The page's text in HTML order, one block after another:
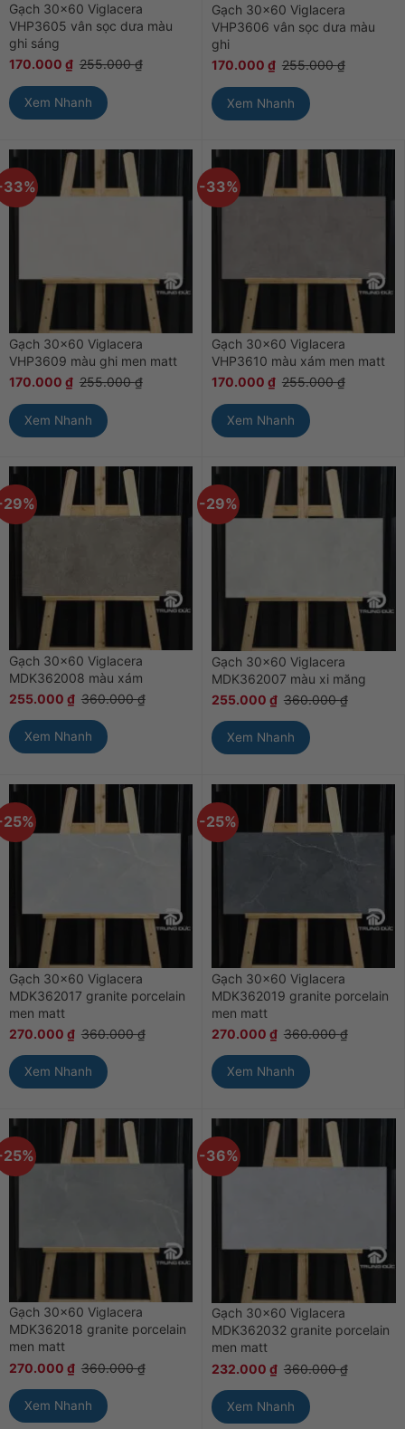
Gạch 30×60 Viglacera
VHP3605 vân sọc dưa màu
ghi sáng
170.000 ₫ 255.000₫
Xem Nhanh
Gạch 30×60 Viglacera
VHP3606 vân sọc dưa màu
ghi
170.000 ₫ 255.000₫
Xem Nhanh
Gạch 30×60 Viglacera
VHP3609 màu ghi men matt
170.000 ₫ 255.000₫
Xem Nhanh
-33%
Gạch 30×60 Viglacera
VHP3610 màu xám men matt
170.000 ₫ 255.000₫
Xem Nhanh
Gạch 30×60 Viglacera
MDK362008 màu xám
255.000 ₫ 360.000₫
Xem Nhanh
-29%
Gạch 30×60 Viglacera
MDK362007 màu xi măng
255.000 ₫ 360.000₫
Xem Nhanh
Gạch 30×60 Viglacera
MDK362017 granite porcelain
men matt
270.000 ₫ 360.000₫
Xem Nhanh
-25%
Gạch 30×60 Viglacera
MDK362019 granite porcelain
men matt
270.000 ₫ 360.000₫
Xem Nhanh
Gạch 30×60 Viglacera
MDK362018 granite porcelain
men matt
270.000 ₫ 360.000₫
Xem Nhanh
-36%
Gạch 30×60 Viglacera
MDK362032 granite porcelain
men matt
232.000 ₫ 360.000₫
Xem Nhanh